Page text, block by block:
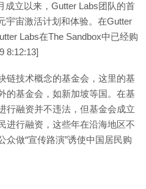
成立以来，Gutter Labs团队的首
宇宙激活计划和体验。在Gutter
Labs在The Sandbox中已经购
8:12:13]
链技术概念的基金会，这里的基
的基金会，如新加坡等国。在基
行融资并不违法，但基金会成立
进行融资，这些年在沿海地区不
众做“宣传路演”诱使中国居民购